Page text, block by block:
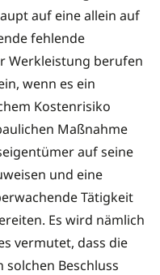
auf eine allein auf
fehlende
Werkleistung berufen
wenn es ein
Kostenrisiko
Maßnahme
auf seine
und eine
Tätigkeit
Es wird nämlich
vermutet, dass die
Beschluss